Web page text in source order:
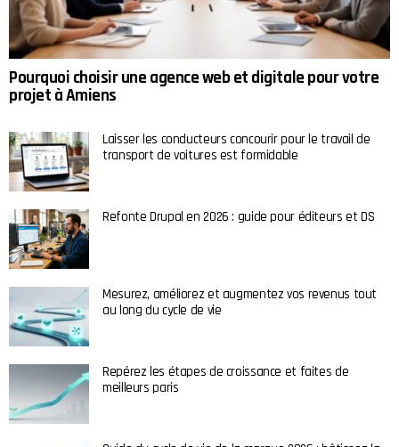
Pourquoi choisir une agence web et digitale pour votre
projet à Amiens
Laisser les conducteurs concourir pour le travail de
transport de voitures est formidable
Refonte Drupal en 2026 : guide pour éditeurs et DS
Mesurez, améliorez et augmentez vos revenus tout
au long du cycle de vie
Repérez les étapes de croissance et faites de
meilleurs paris